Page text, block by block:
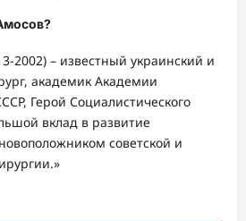
2002) – известный украинский и
академик Академии
Герой Социалистического
вклад в развитие
советской и